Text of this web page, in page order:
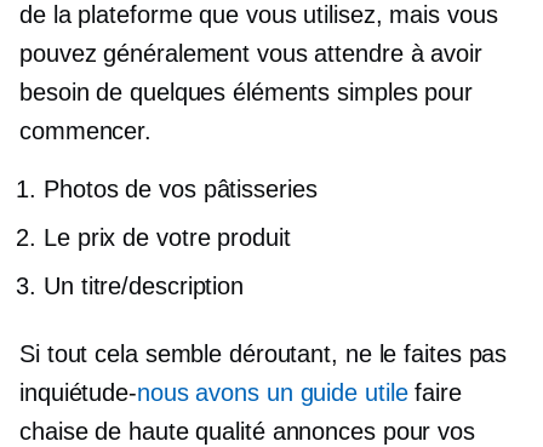
de la plateforme que vous utilisez, mais vous
pouvez généralement vous attendre à avoir
besoin de quelques éléments simples pour
commencer.
Photos de vos pâtisseries
Le prix de votre produit
Un titre/description
Si tout cela semble déroutant, ne le faites pas
inquiétude-nous avons un guide utilefaire
chaise de haute qualitéannonces pour vos